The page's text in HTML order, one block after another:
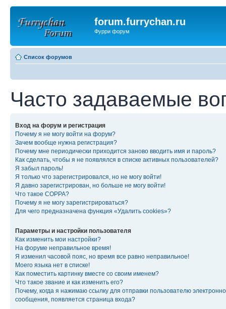
forum.furrychan.ru
Фурри форум
Список форумов
Часто задаваемые
Вход на форум и регистрация
Почему я не могу войти на форум?
Зачем вообще нужна регистрация?
Почему мне периодически приходится заново вводить имя и пароль?
Как сделать, чтобы я не появлялся в списке активных пользователей?
Я забыл пароль!
Я только что зарегистрировался, но не могу войти!
Я давно зарегистрирован, но больше не могу войти!
Что такое COPPA?
Почему я не могу зарегистрироваться?
Для чего предназначена функция «Удалить cookies»?
Параметры и настройки пользователя
Как изменить мои настройки?
На форуме неправильное время!
Я изменил часовой пояс, но время все равно неправильное!
Моего языка нет в списке!
Как поместить картинку вместе со своим именем?
Что такое звание и как изменить его?
Почему, когда я нажимаю ссылку для отправки пользователю
сообщения, появляется страница входа?